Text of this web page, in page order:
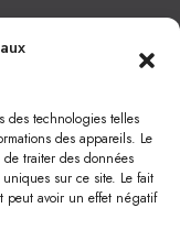
des technologies telles
des appareils. Le
traiter des données
sur ce site. Le fait
peut avoir un effet négatif